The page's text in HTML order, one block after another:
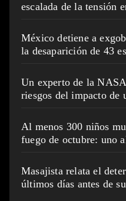
escalada de la tensión
México detiene a
la desaparición de 43
Un experto de la
riesgos del impacto de
Al menos 300 niños
fuego de octubre: uno
Masajista relata el
últimos días antes de